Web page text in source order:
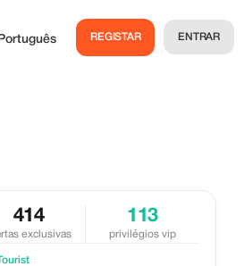
Português REGISTAR ENTRAR
414
exclusivas
113
privilégios vip